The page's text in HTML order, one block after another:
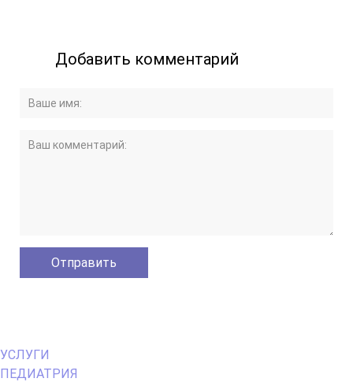
Добавить комментарий
Primary
Menu
УСЛУГИ
ПЕДИАТРИЯ